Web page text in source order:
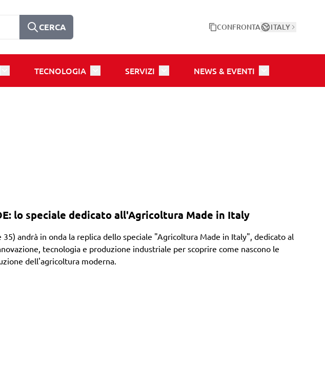
CERCA CONFRONTA ITALY
Toggle submenu for Promozioni
TECNOLOGIA Toggle submenu for Tecnologia
SERVIZI Toggle submenu for Servizi
NEWS & EVENTI Toggle submenu
lo speciale dedicato all'Agricoltura Made in Italy
35) andrà in onda la replica dello speciale "Agricoltura Made in Italy", dedicato al
tecnologia e produzione industriale per scoprire come nascono le
dell'agricoltura moderna.